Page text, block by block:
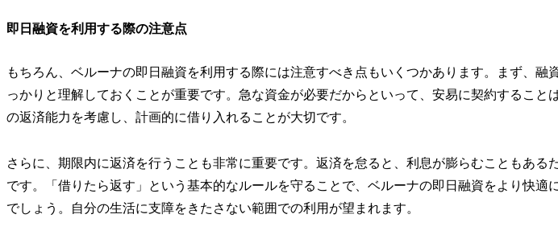
即日融資を利用する際の注意点
もちろん、ベルーナの即日融資を利用する際には注意すべき点もいくつかあります。まず、融
っかりと理解しておくことが重要です。急な資金が必要だからといって、安易に契約すること
の返済能力を考慮し、計画的に借り入れることが大切です。
さらに、期限内に返済を行うことも非常に重要です。返済を怠ると、利息が膨らむこともある
です。「借りたら返す」という基本的なルールを守ることで、ベルーナの即日融資をより快適
でしょう。自分の生活に支障をきたさない範囲での利用が望まれます。